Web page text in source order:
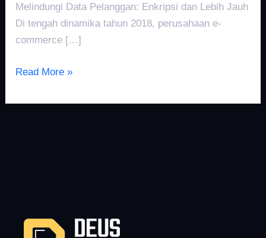
Melindungi Data Pelanggan: Enkripsi dan Lebih Jauh
Di tengah dinamika tahun 2018, perusahaan e-
commerce […]
Read More »